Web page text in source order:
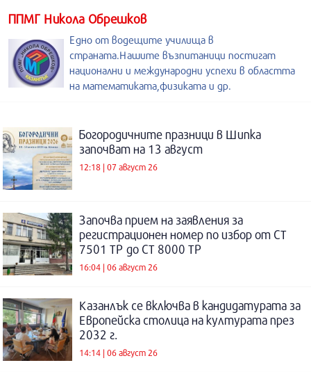
ППМГ Никола Обрешков
Едно от водещите училища в
страната.Нашите възпитаници постигат
национални и международни успехи в областта
на математиката,физиката и др.
Богородичните празници в Шипка
започват на 13 август
12:18 | 07 август 26
Започва прием на заявления за
регистрационен номер по избор от СТ
7501 ТР до СТ 8000 ТР
16:04 | 06 август 26
Казанлък се включва в кандидатурата за
Европейска столица на културата през
2032 г.
14:14 | 06 август 26